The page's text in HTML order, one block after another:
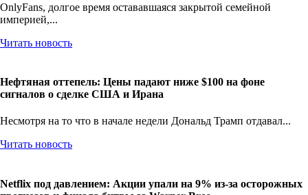
OnlyFans, долгое время остававшаяся закрытой семейной
империей,...
Читать новость
Нефтяная оттепель: Цены падают ниже $100 на фоне
сигналов о сделке США и Ирана
Несмотря на то что в начале недели Дональд Трамп отдавал...
Читать новость
Netflix под давлением: Акции упали на 9% из-за осторожных